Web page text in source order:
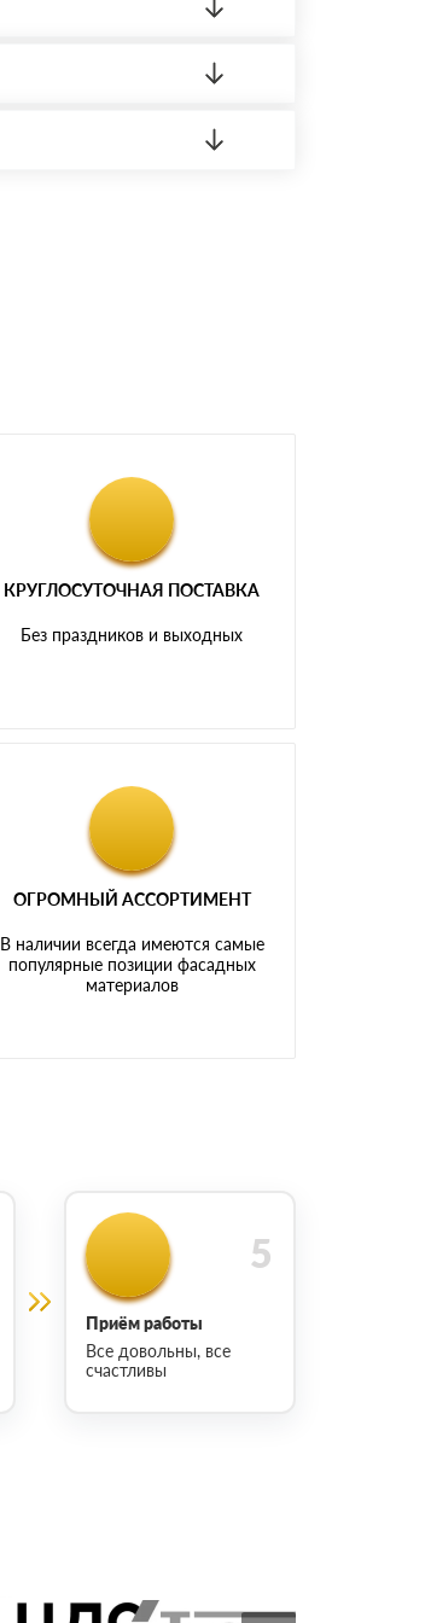
КРУГЛОСУТОЧНАЯ ПОСТАВКА
Без праздников и выходных
ОГРОМНЫЙ АССОРТИМЕНТ
В наличии всегда имеются самые
популярные позиции фасадных
материалов
Приём работы
Все довольны, все
счастливы